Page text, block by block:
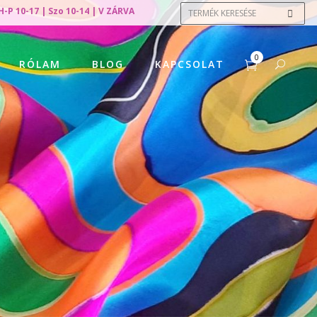
P 10-17 | Szo 10-14 | V ZÁRVA
0
RÓLAM BLOG KAPCSOLAT